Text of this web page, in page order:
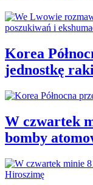
Korea
jednostkę
W czwartek
bomby